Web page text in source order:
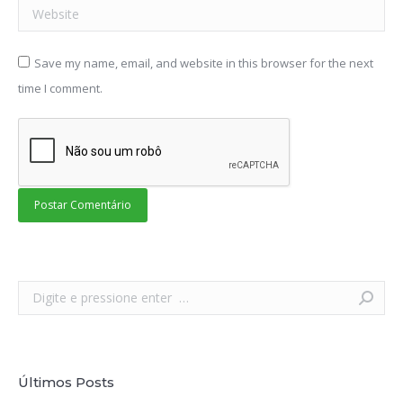
Website
Save my name, email, and website in this browser for the next
time I comment.
Postar Comentário
Search:
Últimos Posts